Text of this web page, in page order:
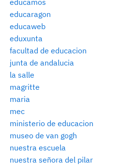
educaragon
educaweb
eduxunta
facultad de educacion
junta de andalucia
la salle
magritte
maria
mec
ministerio de educacion
museo de van gogh
nuestra escuela
nuestra señora del pilar